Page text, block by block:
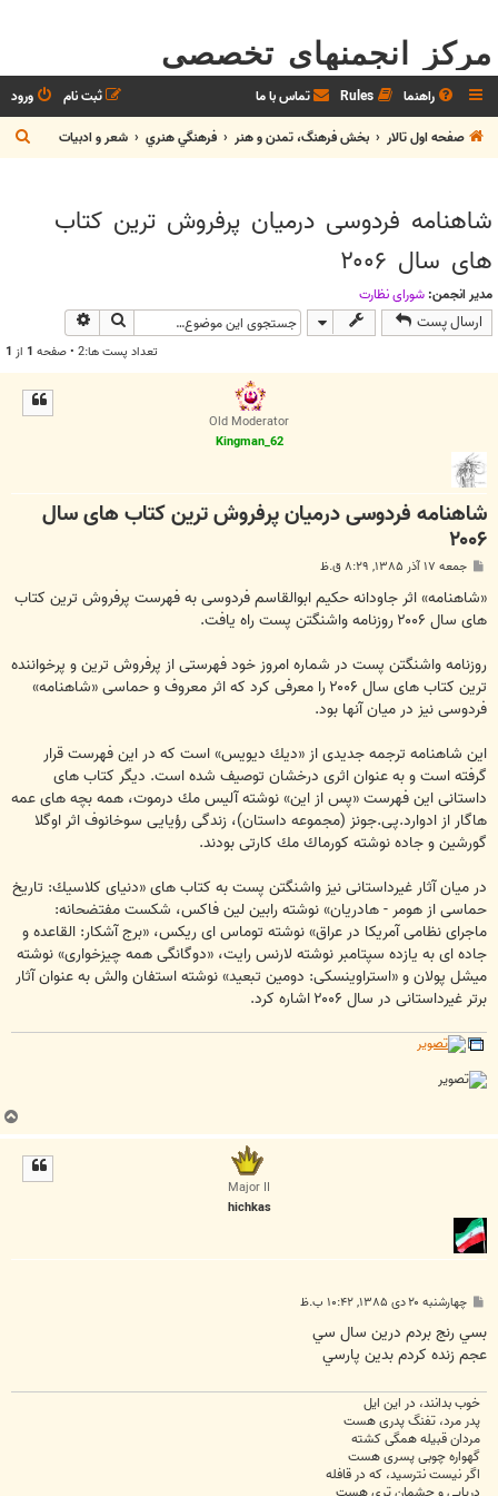
مرکز انجمنهای تخصصی
راهنما Rules تماس با ما ورود
ثبت نام
صفحه اول تالار
بخش فرهنگ، تمدن و هنر فرهنگي هنري شعر و ادبيات
س
شاهنامه فردوسى درميان پرفروش ترين كتاب
هاى سال ۲۰۰۶
مدیر انجمن: شوراي نظارت
ارسال پست جستجو
تعداد پست ها:2 • صفحه 1 از 1
Old Moderator
Kingman_62
شاهنامه فردوسى درميان پرفروش ترين كتاب هاى سال
۲۰۰۶
ت
جمعه ۱۷ آذر ۱۳۸۵, ۸:۲۹ ق.ظ
«شاهنامه» اثر جاودانه حكيم ابوالقاسم فردوسى به فهرست پرفروش ترين كتاب
هاى سال ۲۰۰۶ روزنامه واشنگتن پست راه يافت.
روزنامه واشنگتن پست در شماره امروز خود فهرستى از پرفروش ترين و پرخواننده
ترين كتاب هاى سال ۲۰۰۶ را معرفى كرد كه اثر معروف و حماسى «شاهنامه»
فردوسى نيز در ميان آنها بود.
اين شاهنامه ترجمه جديدى از «ديك ديويس» است كه در اين فهرست قرار
گرفته است و به عنوان اثرى درخشان توصيف شده است. ديگر كتاب هاى
داستانى اين فهرست «پس از اين» نوشته آليس مك درموت، همه بچه هاى عمه
هاگار از ادوارد.پى.جونز (مجموعه داستان)، زندگى رؤيايى سوخانوف اثر اوگلا
گورشين و جاده نوشته كورماك مك كارتى بودند.
در ميان آثار غيرداستانى نيز واشنگتن پست به كتاب هاى «دنياى كلاسيك: تاريخ
حماسى از هومر - هادريان» نوشته رابين لين فاكس، شكست مفتضحانه:
ماجراى نظامى آمريكا در عراق» نوشته توماس اى ريكس، «برج آشكار: القاعده و
جاده اى به يازده سپتامبر نوشته لارنس رايت، «دوگانگى همه چيزخوارى» نوشته
ميشل پولان و «استراوينسكى: دومين تبعيد» نوشته استفان والش به عنوان آثار
برتر غيرداستانى در سال ۲۰۰۶ اشاره كرد.
Major II
hichkas
س
ت
چهارشنبه ۲۰ دی ۱۳۸۵, ۱۰:۴۲ ب.ظ
بسي رنج بردم درين سال سي
عجم زنده کردم بدين پارسي
خوب بدانند، در این ایل
پدر مرد، تفنگ پدری هست
مردان قبیله همگی کشته
گهواره چوبی پسری هست
اگر نیست نترسید، که در قافله